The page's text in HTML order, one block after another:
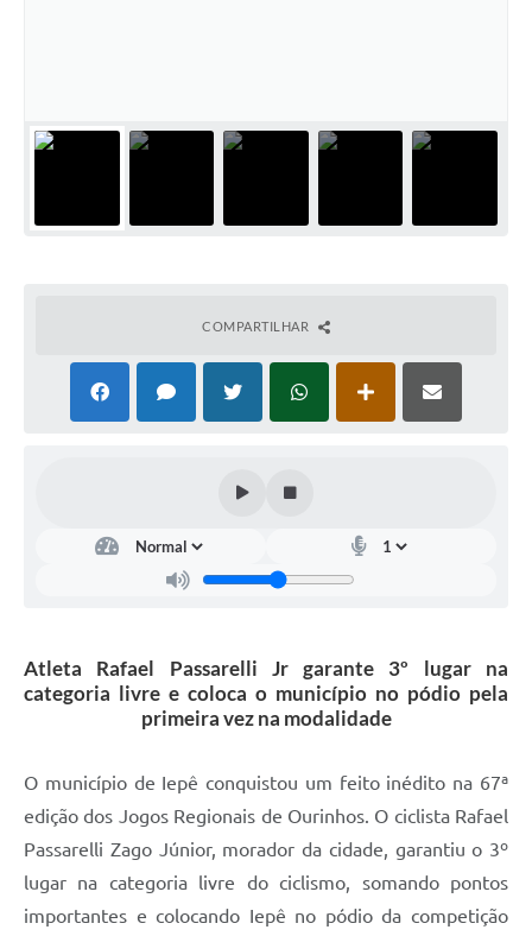
Legislação
Acessibilidade
Secretarias
A Prefeitura
Serviço de Informação ao Cidadão (SIC)
COMPARTILHAR
Atleta Rafael Passarelli Jr garante 3º lugar na
categoria livre e coloca o município no pódio pela
primeira vez na modalidade
O município de Iepê conquistou um feito inédito na 67ª
edição dos Jogos Regionais de Ourinhos. O ciclista Rafael
Passarelli Zago Júnior, morador da cidade, garantiu o 3º
lugar na categoria livre do ciclismo, somando pontos
importantes e colocando Iepê no pódio da competição